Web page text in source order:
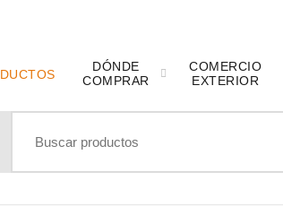
DÓNDE
COMPRAR
COMERCIO
EXTERIOR